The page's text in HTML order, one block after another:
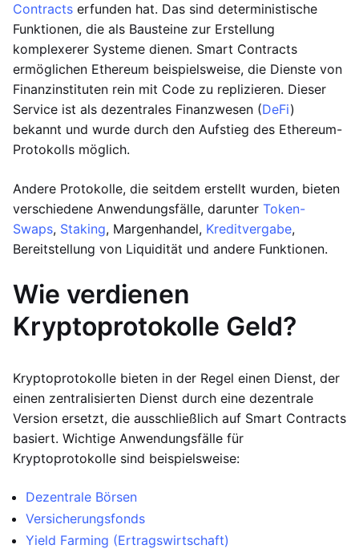
Contracts erfunden hat. Das sind deterministische
Funktionen, die als Bausteine zur Erstellung
komplexerer Systeme dienen. Smart Contracts
ermöglichen Ethereum beispielsweise, die Dienste von
Finanzinstituten rein mit Code zu replizieren. Dieser
Service ist als dezentrales Finanzwesen (DeFi)
bekannt und wurde durch den Aufstieg des Ethereum-
Protokolls möglich.
Andere Protokolle, die seitdem erstellt wurden, bieten
verschiedene Anwendungsfälle, darunter Token-
Swaps, Staking, Margenhandel, Kreditvergabe,
Bereitstellung von Liquidität und andere Funktionen.
Wie verdienen
Kryptoprotokolle Geld?
Kryptoprotokolle bieten in der Regel einen Dienst, der
einen zentralisierten Dienst durch eine dezentrale
Version ersetzt, die ausschließlich auf Smart Contracts
basiert. Wichtige Anwendungsfälle für
Kryptoprotokolle sind beispielsweise:
Dezentrale Börsen
Versicherungsfonds
Yield Farming (Ertragswirtschaft)